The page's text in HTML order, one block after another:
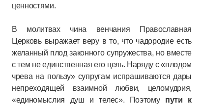
ценностями.
В молитвах чина венчания Православная
Церковь выражает веру в то, что чадородие есть
желанный плод законного супружества, но вместе
с тем не единственная его цель. Наряду с «плодом
чрева на пользу» супругам испрашиваются дары
непреходящей взаимной любви, целомудрия,
«единомыслия душ и телес». Поэтому пути к